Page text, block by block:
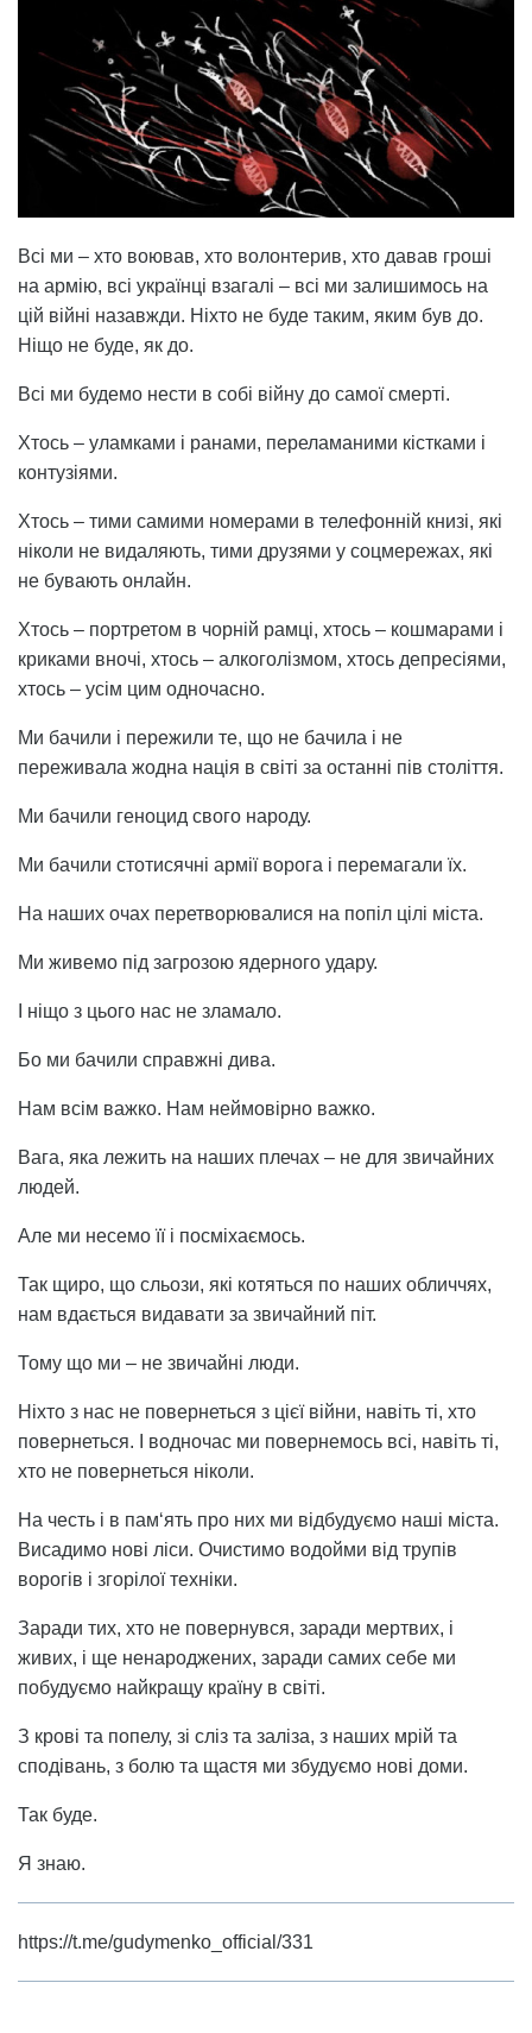
Всі ми – хто воював, хто волонтерив, хто давав гроші
на армію, всі українці взагалі – всі ми залишимось на
цій війні назавжди. Ніхто не буде таким, яким був до.
Ніщо не буде, як до.
Всі ми будемо нести в собі війну до самої смерті.
Хтось – уламками і ранами, переламаними кістками і
контузіями.
Хтось – тими самими номерами в телефонній книзі, які
ніколи не видаляють, тими друзями у соцмережах, які
не бувають онлайн.
Хтось – портретом в чорній рамці, хтось – кошмарами і
криками вночі, хтось – алкоголізмом, хтось депресіями,
хтось – усім цим одночасно.
Ми бачили і пережили те, що не бачила і не
переживала жодна нація в світі за останні пів століття.
Ми бачили геноцид свого народу.
Ми бачили стотисячні армії ворога і перемагали їх.
На наших очах перетворювалися на попіл цілі міста.
Ми живемо під загрозою ядерного удару.
І ніщо з цього нас не зламало.
Бо ми бачили справжні дива.
Нам всім важко. Нам неймовірно важко.
Вага, яка лежить на наших плечах – не для звичайних
людей.
Але ми несемо її і посміхаємось.
Так щиро, що сльози, які котяться по наших обличчях,
нам вдається видавати за звичайний піт.
Тому що ми – не звичайні люди.
Ніхто з нас не повернеться з цієї війни, навіть ті, хто
повернеться. І водночас ми повернемось всі, навіть ті,
хто не повернеться ніколи.
На честь і в пам‘ять про них ми відбудуємо наші міста.
Висадимо нові ліси. Очистимо водойми від трупів
ворогів і згорілої техніки.
Заради тих, хто не повернувся, заради мертвих, і
живих, і ще ненароджених, заради самих себе ми
побудуємо найкращу країну в світі.
З крові та попелу, зі сліз та заліза, з наших мрій та
сподівань, з болю та щастя ми збудуємо нові доми.
Так буде.
Я знаю.
https://t.me/gudymenko_official/331